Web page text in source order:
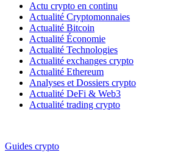
Actu crypto en continu
Actualité Cryptomonnaies
Actualité Bitcoin
Actualité Économie
Actualité Technologies
Actualité exchanges crypto
Actualité Ethereum
Analyses et Dossiers crypto
Actualité DeFi & Web3
Actualité trading crypto
Guides crypto